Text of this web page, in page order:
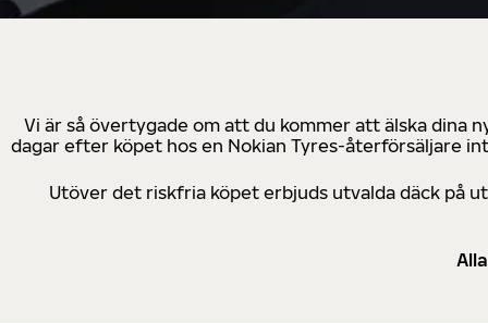
Vi är så övertygade om att du kommer att älska dina
dagar efter köpet hos en Nokian Tyres-återförsäljare
Utöver det riskfria köpet erbjuds utvalda däck på